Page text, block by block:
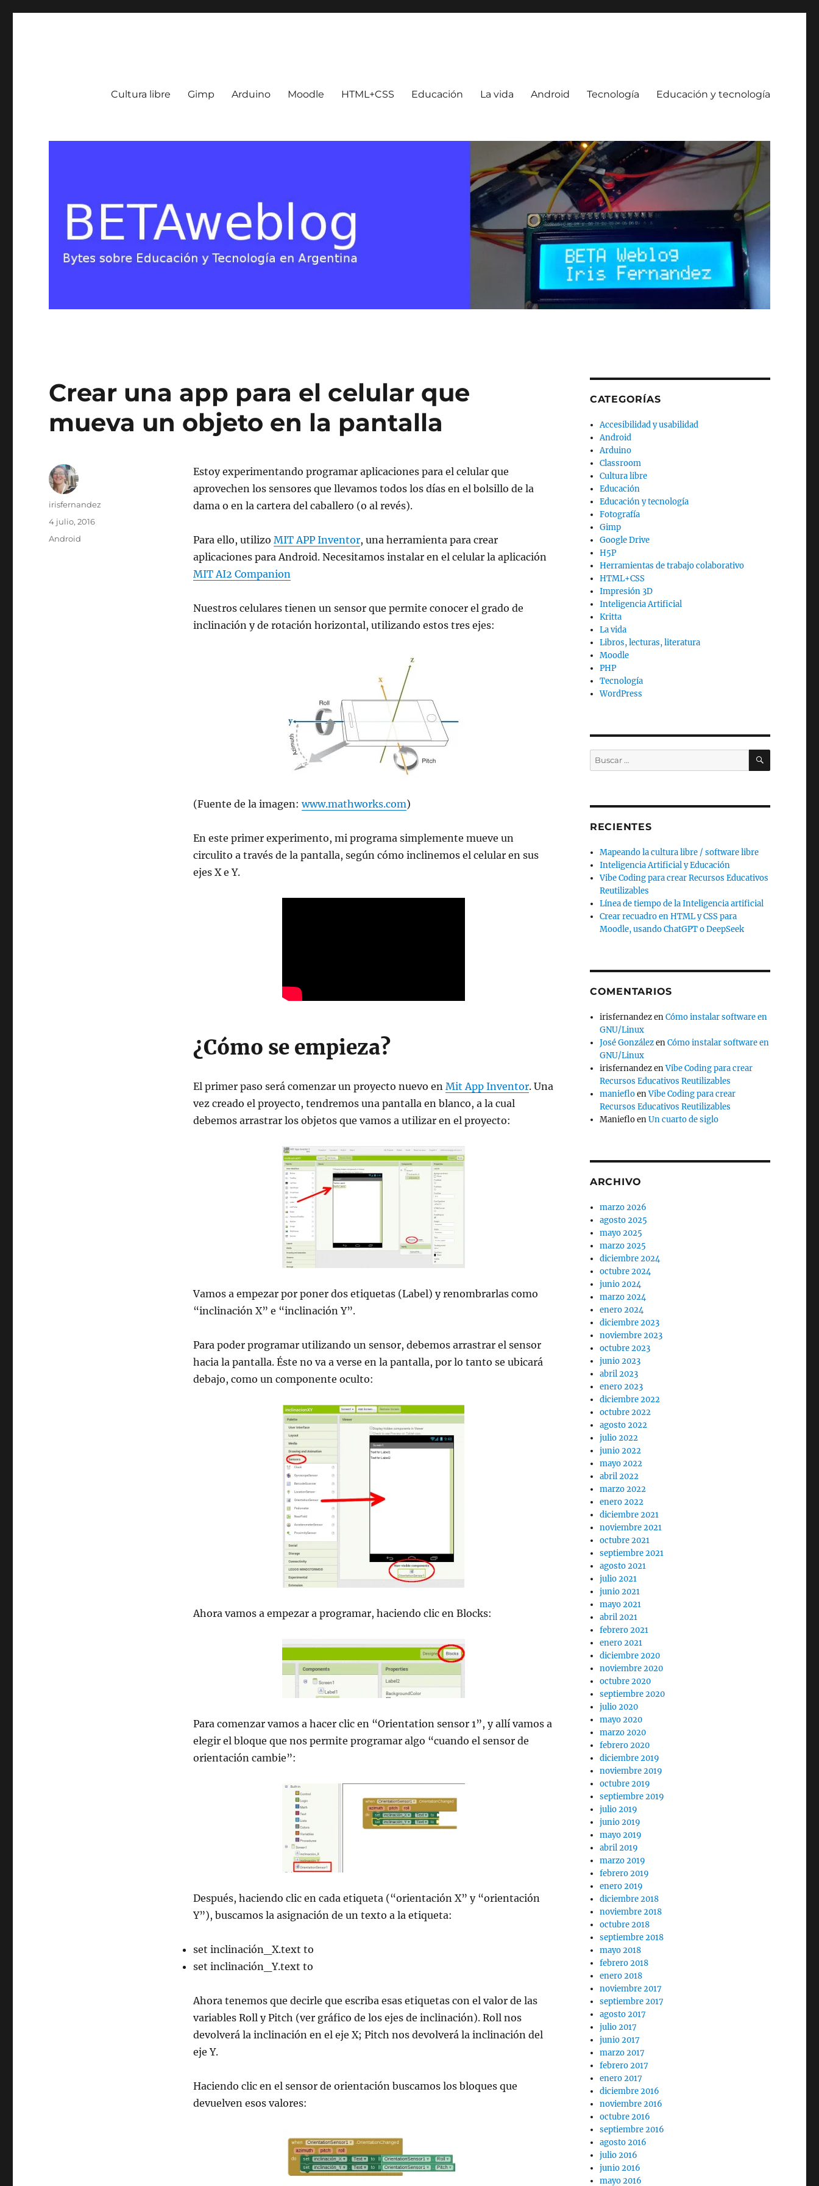
Cultura libre Gimp Arduino Moodle HTML+CSS Educación La vida Android Tecnología Educación y tecnología
Crear una app para el celular que
mueva un objeto en la pantalla
Estoy experimentando programar aplicaciones para el celular que
aprovechen los sensores que llevamos todos los días en el bolsillo de la
dama o en la cartera del caballero (o al revés).
Para ello, utilizo MIT APP Inventor, una herramienta para crear
aplicaciones para Android. Necesitamos instalar en el celular la aplicación
MIT AI2 Companion
Nuestros celulares tienen un sensor que permite conocer el grado de
inclinación y de rotación horizontal, utilizando estos tres ejes:
(Fuente de la imagen:www.mathworks.com)
En este primer experimento, mi programa simplemente mueve un
circulito a través de la pantalla, según cómo inclinemos el celular en sus
ejes X e Y.
¿Cómo se empieza?
El primer paso será comenzar un proyecto nuevo en Mit App Inventor. Una
vez creado el proyecto, tendremos una pantalla en blanco, a la cual
debemos arrastrar los objetos que vamos a utilizar en el proyecto:
Vamos a empezar por poner dos etiquetas (Label) y renombrarlas como
“inclinación X” e “inclinación Y”.
Para poder programar utilizando un sensor, debemos arrastrar el sensor
hacia la pantalla. Éste no va a verse en la pantalla, por lo tanto se ubicará
debajo, como un componente oculto:
Ahora vamos a empezar a programar, haciendo clic en Blocks:
Para comenzar vamos a hacer clic en “Orientation sensor 1”, y allí vamos a
elegir el bloque que nos permite programar algo “cuando el sensor de
orientación cambie”:
Después, haciendo clic en cada etiqueta (“orientación X” y “orientación
Y”), buscamos la asignación de un texto a la etiqueta:
set inclinación_X.text to
set inclinación_Y.text to
Ahora tenemos que decirle que escriba esas etiquetas con el valor de las
variables Roll y Pitch (ver gráfico de los ejes de inclinación). Roll nos
devolverá la inclinación en el eje X; Pitch nos devolverá la inclinación del
eje Y.
Haciendo clic en el sensor de orientación buscamos los bloques que
devuelven esos valores:
Autor
irisfernandez
Publicado
4 julio, 2016
Categorías
Android
CATEGORÍAS
Accesibilidad y usabilidad
Android
Arduino
Classroom
Cultura libre
Educación
Educación y tecnología
Fotografía
Gimp
Google Drive
H5P
Herramientas de trabajo colaborativo
HTML+CSS
Impresión 3D
Inteligencia Artificial
Kritta
La vida
Libros, lecturas, literatura
Moodle
PHP
Tecnología
WordPress
Buscar
por:
BUSCAR
RECIENTES
Mapeando la cultura libre / software libre
Inteligencia Artificial y Educación
Vibe Coding para crear Recursos Educativos
Reutilizables
Línea de tiempo de la Inteligencia artificial
Crear recuadro en HTML y CSS para
Moodle, usando ChatGPT o DeepSeek
COMENTARIOS
irisfernandezenCómo instalar software en
GNU/Linux
José GonzálezenCómo instalar software en
GNU/Linux
irisfernandezenVibe Coding para crear
Recursos Educativos Reutilizables
maniefloenVibe Coding para crear
Recursos Educativos Reutilizables
ManiefloenUn cuarto de siglo
ARCHIVO
marzo 2026
agosto 2025
mayo 2025
marzo 2025
diciembre 2024
octubre 2024
junio 2024
marzo 2024
enero 2024
diciembre 2023
noviembre 2023
octubre 2023
junio 2023
abril 2023
enero 2023
diciembre 2022
octubre 2022
agosto 2022
julio 2022
junio 2022
mayo 2022
abril 2022
marzo 2022
enero 2022
diciembre 2021
noviembre 2021
octubre 2021
septiembre 2021
agosto 2021
julio 2021
junio 2021
mayo 2021
abril 2021
febrero 2021
enero 2021
diciembre 2020
noviembre 2020
octubre 2020
septiembre 2020
julio 2020
mayo 2020
marzo 2020
febrero 2020
diciembre 2019
noviembre 2019
octubre 2019
septiembre 2019
julio 2019
junio 2019
mayo 2019
abril 2019
marzo 2019
febrero 2019
enero 2019
diciembre 2018
noviembre 2018
octubre 2018
septiembre 2018
mayo 2018
febrero 2018
enero 2018
noviembre 2017
septiembre 2017
agosto 2017
julio 2017
junio 2017
marzo 2017
febrero 2017
enero 2017
diciembre 2016
noviembre 2016
octubre 2016
septiembre 2016
agosto 2016
julio 2016
junio 2016
mayo 2016